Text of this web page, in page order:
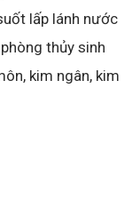
lấp lánh nước
thủy sinh
kim ngân, kim